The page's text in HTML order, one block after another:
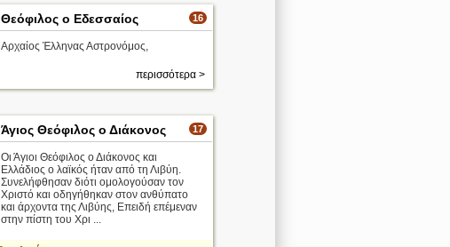
16
Θεόφιλος ο Εδεσσαίος
Αρχαίος Έλληνας Αστρονόμος,
περισσότερα >
17
Άγιος Θεόφιλος ο Διάκονος
Οι Άγιοι Θεόφιλος ο Διάκονος και
Ελλάδιος ο λαϊκός ήταν από τη Λιβύη.
Συνελήφθησαν διότι ομολογούσαν τον
Χριστό και οδηγήθηκαν στον ανθύπατο
και άρχοντα της Λιβύης, Επειδή επέμεναν
στην πίστη του Χρι ...